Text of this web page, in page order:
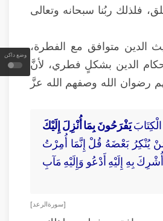
وضع داكن
فلذلك ربُنا سبحانه وتعالى
الدين متوافق مع الفطرة،
الدين بشكلٍ فطري، لأنَّ
رضوان الله وصفهم الله عزَّ
الْكِتَابَيَفْرَحُونَ بِمَا أُنْزِلَ إِلَيْكَ
يُنْكِرُ بَعْضَهُ قُلْ إِنَّمَا أُمِرْتُ
أُشْرِكَ بِهِ إِلَيْهِ أَدْعُو وَإِلَيْهِ مَآبِ
[ سورة الرعد ]